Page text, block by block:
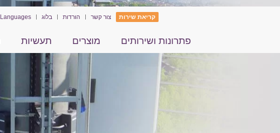
קריאת שירות צור קשר הורדות בלוג Languages
פתרונות ושירותים מוצרים תעשיות